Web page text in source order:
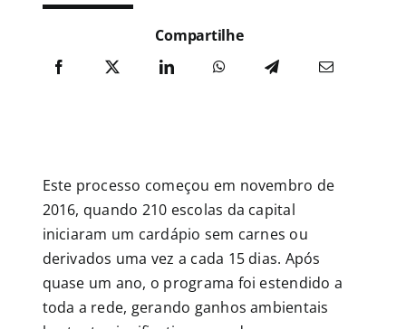
Compartilhe
Este processo começou em novembro de
2016, quando 210 escolas da capital
iniciaram um cardápio sem carnes ou
derivados uma vez a cada 15 dias. Após
quase um ano, o programa foi estendido a
toda a rede, gerando ganhos ambientais